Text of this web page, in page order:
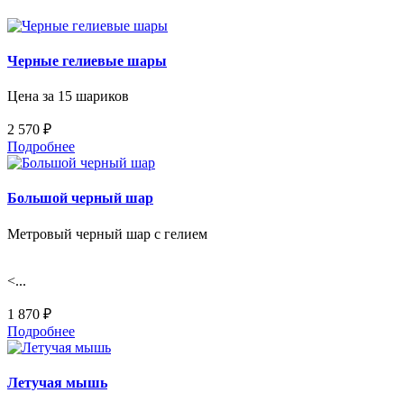
Черные гелиевые шары
Цена за 15 шариков
2 570 ₽
Подробнее
Большой черный шар
Метровый черный шар с гелием
<...
1 870 ₽
Подробнее
Летучая мышь